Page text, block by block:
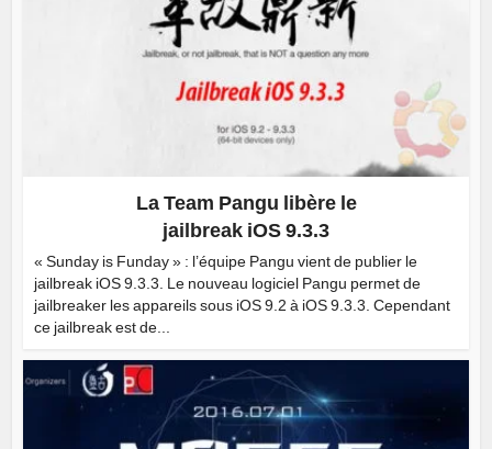
La Team Pangu libère le
jailbreak iOS 9.3.3
« Sunday is Funday » : l’équipe Pangu vient de publier le
jailbreak iOS 9.3.3. Le nouveau logiciel Pangu permet de
jailbreaker les appareils sous iOS 9.2 à iOS 9.3.3. Cependant
ce jailbreak est de...